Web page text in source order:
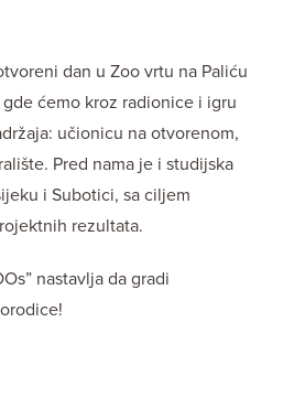
dan u Zoo vrtu na Paliću
ćemo kroz radionice i igru
učionicu na otvorenom,
Pred nama je i studijska
i Subotici, sa ciljem
rezultata.
nastavlja da gradi